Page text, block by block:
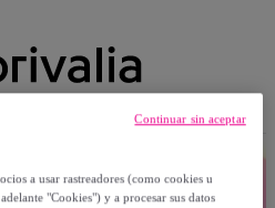
a usar rastreadores (como cookies u
"Cookies") y a procesar sus datos
Continuar sin aceptar